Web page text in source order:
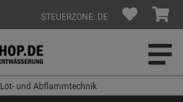
STEUERZONE: DE
Löt- und Abflammtechnik